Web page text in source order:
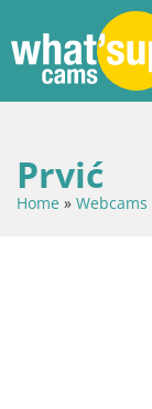
Prvić
Home » Webcams